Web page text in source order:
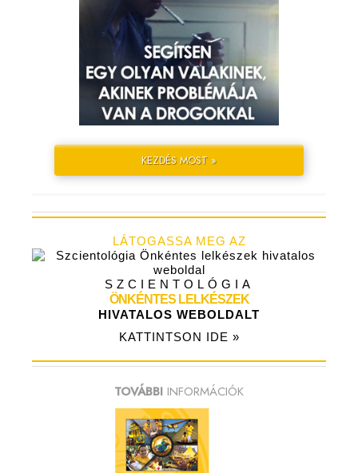
KEZDÉS MOST »
LÁTOGASSA MEG AZ
SZCIENTOLÓGIA
ÖNKÉNTES LELKÉSZEK
HIVATALOS WEBOLDALT
KATTINTSON IDE »
TOVÁBBI INFORMÁCIÓK